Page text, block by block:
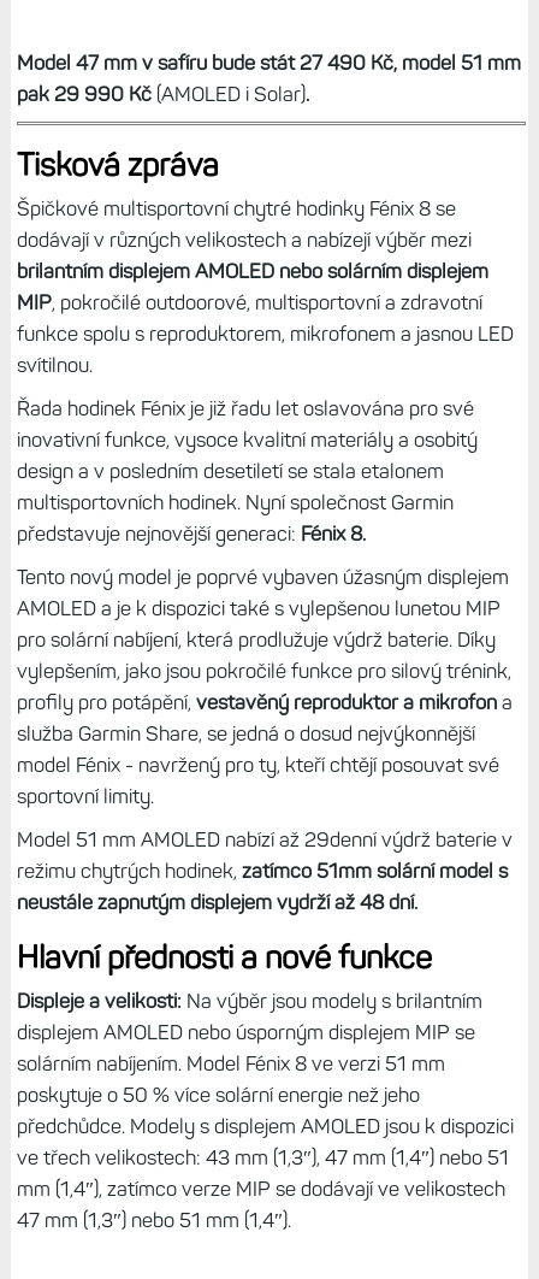
Model 47 mm v safíru bude stát 27 490 Kč, model 51 mm
pak 29 990 Kč (AMOLED i Solar).
Tisková zpráva
Špičkové multisportovní chytré hodinky Fénix 8 se
dodávají v různých velikostech a nabízejí výběr mezi
brilantním displejem AMOLED nebo solárním displejem
MIP, pokročilé outdoorové, multisportovní a zdravotní
funkce spolu s reproduktorem, mikrofonem a jasnou LED
svítilnou.
Řada hodinek Fénix je již řadu let oslavována pro své
inovativní funkce, vysoce kvalitní materiály a osobitý
design a v posledním desetiletí se stala etalonem
multisportovních hodinek. Nyní společnost Garmin
představuje nejnovější generaci: Fénix 8.
Tento nový model je poprvé vybaven úžasným displejem
AMOLED a je k dispozici také s vylepšenou lunetou MIP
pro solární nabíjení, která prodlužuje výdrž baterie. Díky
vylepšením, jako jsou pokročilé funkce pro silový trénink,
profily pro potápění, vestavěný reproduktor a mikrofona
služba Garmin Share, se jedná o dosud nejvýkonnější
model Fénix - navržený pro ty, kteří chtějí posouvat své
sportovní limity.
Model 51 mm AMOLED nabízí až 29denní výdrž baterie v
režimu chytrých hodinek, zatímco 51mm solární model s
neustále zapnutým displejem vydrží až 48 dní.
Hlavní přednosti a nové funkce
Displeje a velikosti: Na výběr jsou modely s brilantním
displejem AMOLED nebo úsporným displejem MIP se
solárním nabíjením. Model Fénix 8 ve verzi 51 mm
poskytuje o 50 % více solární energie než jeho
předchůdce. Modely s displejem AMOLED jsou k dispozici
ve třech velikostech: 43 mm (1,3″), 47 mm (1,4″) nebo 51
mm (1,4″), zatímco verze MIP se dodávají ve velikostech
47 mm (1,3″) nebo 51 mm (1,4″).